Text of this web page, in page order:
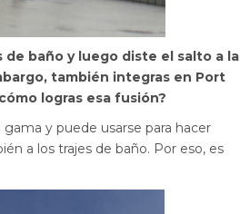
baño y luego diste el salto a la
también integras en Port
logras esa fusión?
y puede usarse para hacer
a los trajes de baño. Por eso, es